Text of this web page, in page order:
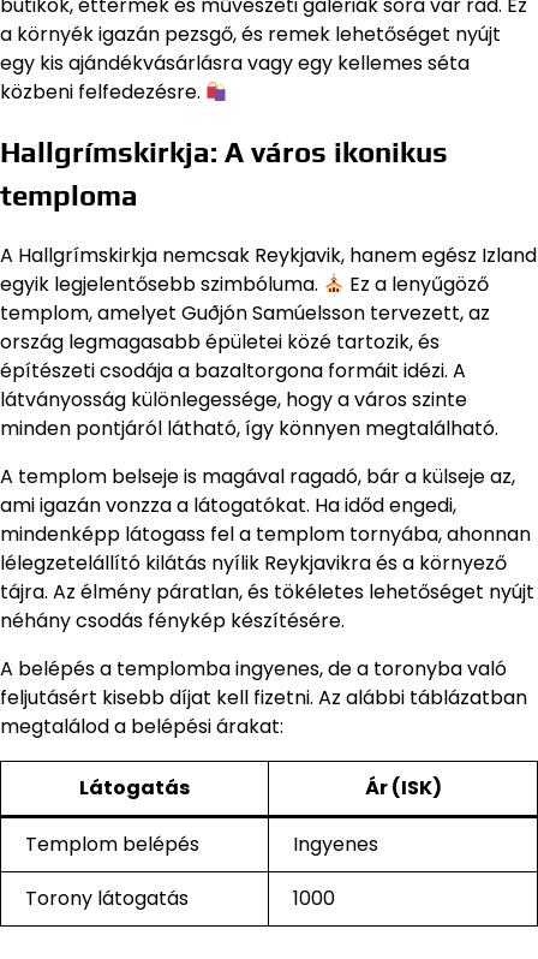
a környék igazán pezsgő, és remek lehetőséget nyújt
egy kis ajándékvásárlásra vagy egy kellemes séta
közbeni felfedezésre.
Hallgrímskirkja: A város ikonikus
temploma
A Hallgrímskirkja nemcsak Reykjavik, hanem egész Izland
egyik legjelentősebb szimbóluma.
Ez a lenyűgöző
templom, amelyet Guðjón Samúelsson tervezett, az
ország legmagasabb épületei közé tartozik, és
építészeti csodája a bazaltorgona formáit idézi. A
látványosság különlegessége, hogy a város szinte
minden pontjáról látható, így könnyen megtalálható.
A templom belseje is magával ragadó, bár a külseje az,
ami igazán vonzza a látogatókat. Ha időd engedi,
mindenképp látogass fel a templom tornyába, ahonnan
lélegzetelállító kilátás nyílik Reykjavikra és a környező
tájra. Az élmény páratlan, és tökéletes lehetőséget nyújt
néhány csodás fénykép készítésére.
A belépés a templomba ingyenes, de a toronyba való
feljutásért kisebb díjat kell fizetni. Az alábbi táblázatban
megtalálod a belépési árakat:
Látogatás Ár (ISK)
Templom belépés
Ingyenes
Torony látogatás
1000